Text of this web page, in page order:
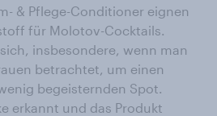
& Pflege-Conditioner eignen
für Molotov-Cocktails.
insbesondere, wenn man
betrachtet, um einen
begeisternden Spot.
erkannt und das Produkt